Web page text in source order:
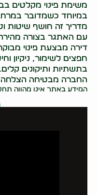
משימת פינוי מקלטים
במיוחד כשמדובר
מדריך זה חושף שיטות
עם האתגר בצורה מהירה
דירה מבצעת פינוי
חפצים לשימור, ניקיון
בתשתיות ותיקונים
החברה מבטיחה הצלחה
המידע באתר אינו מהווה